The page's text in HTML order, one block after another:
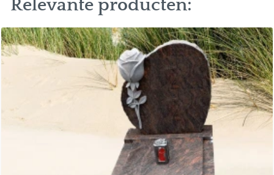
Relevante producten: